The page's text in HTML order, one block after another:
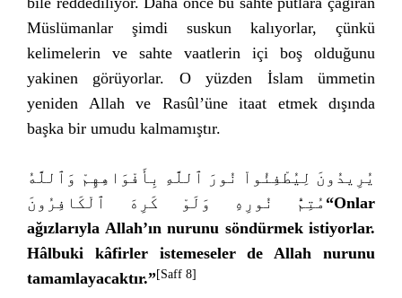
Müslümanlar şimdi suskun kalıyorlar, çünkü
kelimelerin ve sahte vaatlerin içi boş olduğunu
yakinen görüyorlar. O yüzden İslam ümmetin
yeniden Allah ve Rasûl’üne itaat etmek dışında
başka bir umudu kalmamıştır.
يُرِيدُونَ لِيُطْفِئُواْ نُورَ ٱللَّهِ بِأَفْوَاهِهِمْ وَٱللَّهُ
مُتِمُّ نُورِهِ وَلَوْ كَرِهَ ٱلْكَافِرُونَ “Onlar
ağızlarıyla Allah’ın nurunu söndürmek istiyorlar.
Hâlbuki kâfirler istemeseler de Allah nurunu
tamamlayacaktır.”[Saff 8]